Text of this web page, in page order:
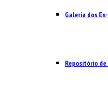
Galeria dos
Repositório de